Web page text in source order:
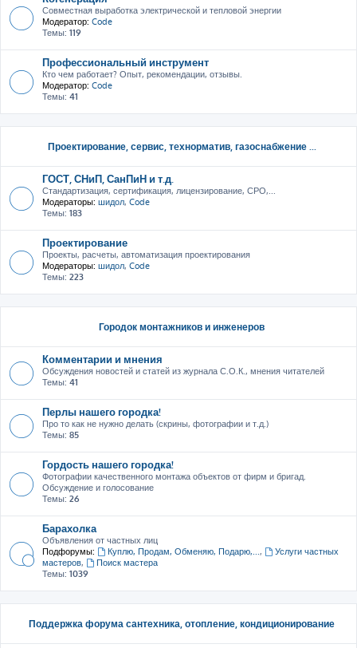
Совместная выработка электрической и тепловой энергии
Модератор: Code
Темы: 119
Профессиональный инструмент
Кто чем работает? Опыт, рекомендации, отзывы.
Модератор: Code
Темы: 41
Проектирование, сервис, тeхнорматив, газоснабжение ...
ГОСТ, СНиП, СанПиН и т.д.
Стандартизация, сертификация, лицензирование, СРО,...
Модераторы: шидол, Code
Темы: 183
Проектирование
Проекты, расчеты, автоматизация проектирования
Модераторы: шидол, Code
Темы: 223
Городок монтажников и инженеров
Комментарии и мнения
Обсуждения новостей и статей из журнала С.О.К., мнения читателей
Темы: 41
Перлы нашего городка!
Про то как не нужно делать (скрины, фотографии и т.д.)
Темы: 85
Гордость нашего городка!
Фотографии качественного монтажа объектов от фирм и бригад.
Обсуждение и голосование
Темы: 26
Барахолка
Объявления от частных лиц
Подфорумы:
Куплю, Продам, Обменяю, Подарю,...,
Услуги частных
мастеров,
Поиск мастера
Темы: 1039
Поддержка форума сантехника, отопление, кондиционирование